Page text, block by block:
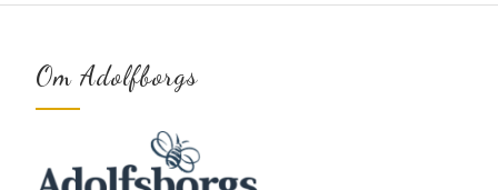
Om Adolfborgs